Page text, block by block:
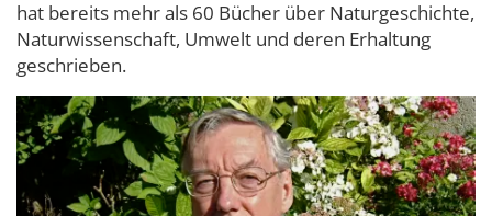
hat bereits mehr als 60 Bücher über Naturgeschichte,
Naturwissenschaft, Umwelt und deren Erhaltung
geschrieben.